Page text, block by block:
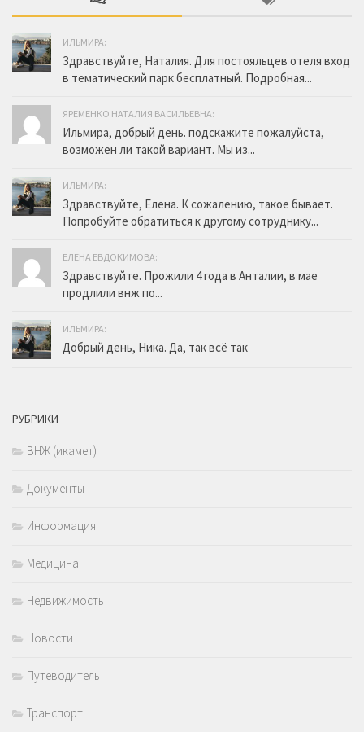
ИЛЬМИРА:
Здравствуйте, Наталия. Для постояльцев отеля вход
в тематический парк бесплатный. Подробная...
ЯРЕМЕНКО НАТАЛИЯ ВАСИЛЬЕВНА:
Ильмира, добрый день. подскажите пожалуйста,
возможен ли такой вариант. Мы из...
ИЛЬМИРА:
Здравствуйте, Елена. К сожалению, такое бывает.
Попробуйте обратиться к другому сотруднику...
ЕЛЕНА ЕВДОКИМОВА:
Здравствуйте. Прожили 4 года в Анталии, в мае
продлили внж по...
ИЛЬМИРА:
Добрый день, Ника. Да, так всё так
РУБРИКИ
ВНЖ (икамет)
Документы
Информация
Медицина
Недвижимость
Новости
Путеводитель
Транспорт